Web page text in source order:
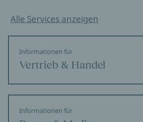
Alle Services anzeigen
Informationen für
Vertrieb & Handel
Informationen für